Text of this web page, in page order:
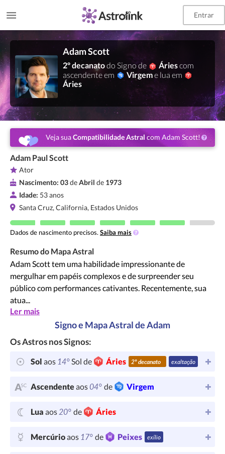
Entrar
Adam Scott
2º decanatodo Signo de Áriescom
ascendente em
Virgeme lua em
Áries
Veja suaCompatibilidade Astral com Adam Scott!
Adam Paul Scott
Ator
Nascimento: 03deAbril de 1973
Idade: 53 anos
Santa Cruz, California, Estados Unidos
Dados de nascimento precisos. Saiba mais
Resumo do Mapa Astral
Adam Scott tem uma habilidade impressionante de
mergulhar em papéis complexos e de surpreender seu
público com performances cativantes. Recentemente, sua
atua...
Ler mais
Signo e Mapa Astral de Adam
Os Astros nos Signos:
Sol aos 14°Sol de Áries 2º decanato exaltação
Ascendenteaos04° de Virgem
Lua aos20° de Áries
Mercúrioaos 17° de Peixes exílio